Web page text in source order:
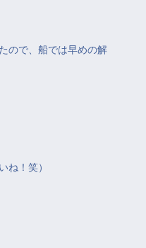
ので、船では早めの解
ね！笑）